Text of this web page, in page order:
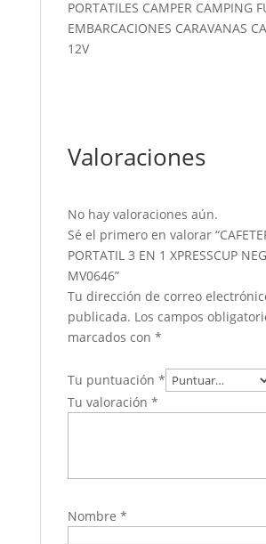
Valoraciones
No hay valoraciones aún.
Sé el primero en valorar
PORTATIL 3 EN 1 XPRESSCUP
MV0646”
Tu dirección de correo
publicada. Los campos
marcados con *
Tu puntuación *
Tu valoración *
Nombre *